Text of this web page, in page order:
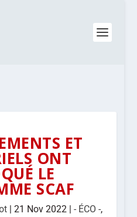
ET
ONT
LE
SCAF
| 21 Nov 2022| - ÉCO -,